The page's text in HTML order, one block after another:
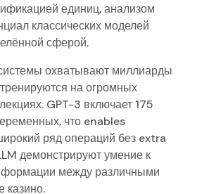
единиц, анализом
классических моделей
сферой.
охватывают миллиарды
на огромных
GPT-3 включает 175
что enables
ряд операций без extra
демонстрируют умение к
между различными
казино.